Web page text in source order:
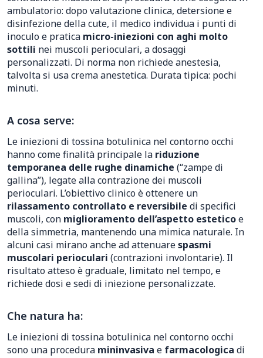
ambulatorio: dopo valutazione clinica, detersione e
disinfezione della cute, il medico individua i punti di
inoculo e pratica micro-iniezioni con aghi molto
sottili nei muscoli perioculari, a dosaggi
personalizzati. Di norma non richiede anestesia,
talvolta si usa crema anestetica. Durata tipica: pochi
minuti.
A cosa serve:
Le iniezioni di tossina botulinica nel contorno occhi
hanno come finalità principale la riduzione
temporanea delle rughe dinamiche (“zampe di
gallina”), legate alla contrazione dei muscoli
perioculari. L’obiettivo clinico è ottenere un
rilassamento controllato e reversibile di specifici
muscoli, con miglioramento dell’aspetto esteticoe
della simmetria, mantenendo una mimica naturale. In
alcuni casi mirano anche ad attenuarespasmi
muscolari perioculari (contrazioni involontarie). Il
risultato atteso è graduale, limitato nel tempo, e
richiede dosi e sedi di iniezione personalizzate.
Che natura ha:
Le iniezioni di tossina botulinica nel contorno occhi
sono una procedura mininvasiva e farmacologica di